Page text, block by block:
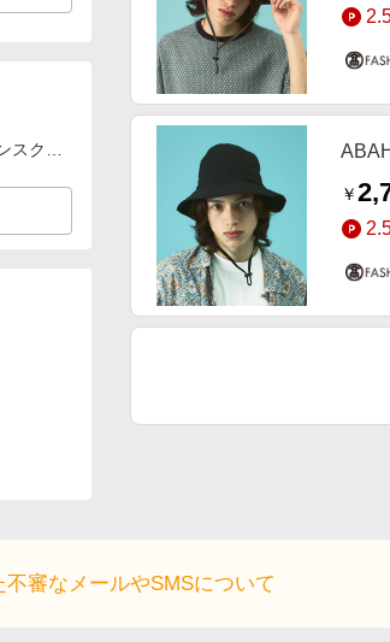
スクエ
￥
不審なメールやSMSについて